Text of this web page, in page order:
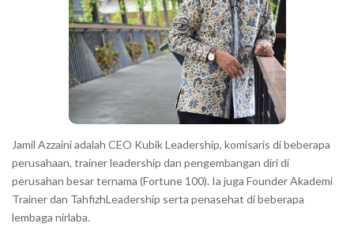
Jamil Azzaini adalah CEO Kubik Leadership, komisaris di beberapa
perusahaan, trainer leadership dan pengembangan diri di
perusahan besar ternama (Fortune 100). Ia juga Founder Akademi
Trainer dan TahfizhLeadership serta penasehat di beberapa
lembaga nirlaba.